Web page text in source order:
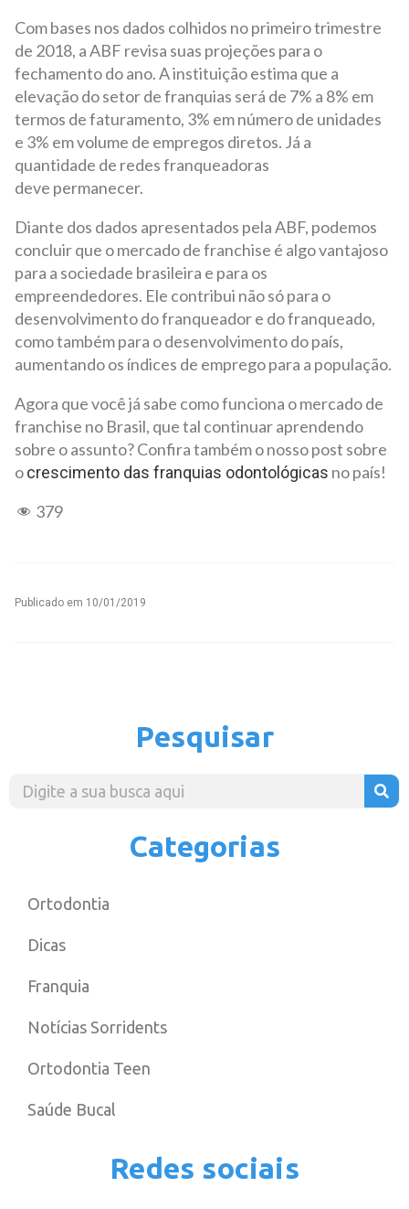
Com bases nos dados colhidos no primeiro trimestre
de 2018, a ABF revisa suas projeções para o
fechamento do ano. A instituição estima que a
elevação do setor de franquias será de 7% a 8% em
termos de faturamento, 3% em número de unidades
e 3% em volume de empregos diretos. Já a
quantidade de redes franqueadoras
deve permanecer.
Diante dos dados apresentados pela ABF, podemos
concluir que o mercado de franchise é algo vantajoso
para a sociedade brasileira e para os
empreendedores. Ele contribui não só para o
desenvolvimento do franqueador e do franqueado,
como também para o desenvolvimento do país,
aumentando os índices de emprego para a população.
Agora que você já sabe como funciona o mercado de
franchise no Brasil, que tal continuar aprendendo
sobre o assunto? Confira também o nosso post sobre
ocrescimento das franquias odontológicas no país!
379
Publicado em 10/01/2019
Pesquisar
Categorias
Ortodontia
Dicas
Franquia
Notícias Sorridents
Ortodontia Teen
Saúde Bucal
Redes sociais